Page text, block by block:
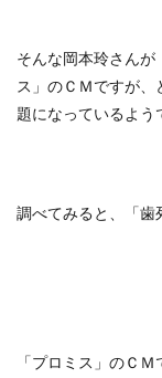
そんな岡本玲さんが
ス」のＣＭですが
題になっているよう
調べてみると、「歯
「プロミス」のＣ